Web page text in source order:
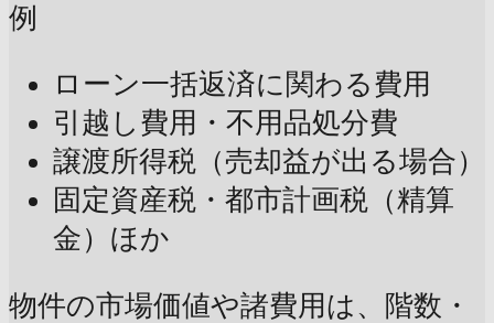
例
ローン一括返済に関わる費用
引越し費用・不用品処分費
譲渡所得税（売却益が出る場合）
固定資産税・都市計画税（精算
金）ほか
物件の市場価値や諸費用は、階数・